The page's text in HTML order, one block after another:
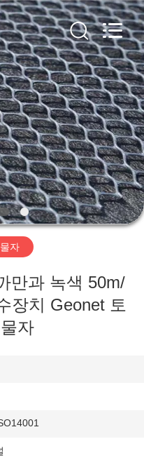
자
만과 녹색 50m/
장치 Geonet 토
자